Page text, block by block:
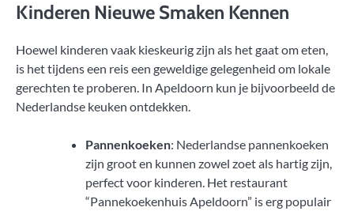
Kinderen Nieuwe Smaken Kennen
Hoewel kinderen vaak kieskeurig zijn als het gaat om eten,
is het tijdens een reis een geweldige gelegenheid om lokale
gerechten te proberen. In Apeldoorn kun je bijvoorbeeld de
Nederlandse keuken ontdekken.
Pannenkoeken: Nederlandse pannenkoeken
zijn groot en kunnen zowel zoet als hartig zijn,
perfect voor kinderen. Het restaurant
“Pannekoekenhuis Apeldoorn” is erg populair